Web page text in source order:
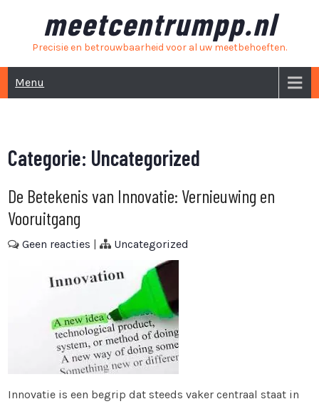
meetcentrumpp.nl
Precisie en betrouwbaarheid voor al uw meetbehoeften.
Menu
Categorie: Uncategorized
De Betekenis van Innovatie: Vernieuwing en
Vooruitgang
Geen reacties | Uncategorized
Innovatie is een begrip dat steeds vaker centraal staat in